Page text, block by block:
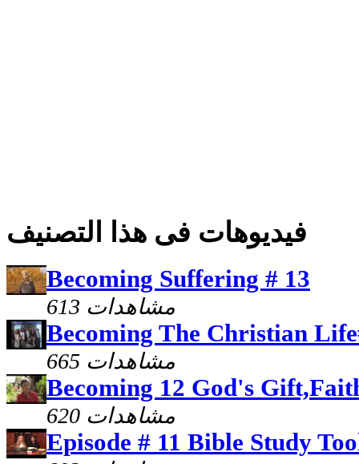
فيديوهات فى هذا التصنيف
Becoming Suffering # 13
613 مشاهدات
Becoming The Christian
665 مشاهدات
Becoming 12 God's
620 مشاهدات
Episode # 11 Bible Study